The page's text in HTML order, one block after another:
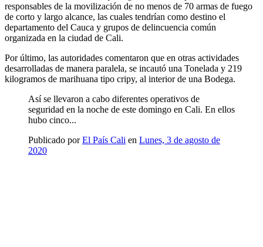
responsables de la movilización de no menos de 70 armas de fuego
de corto y largo alcance, las cuales tendrían como destino el
departamento del Cauca y grupos de delincuencia común
organizada en la ciudad de Cali.
Por último, las autoridades comentaron que en otras actividades
desarrolladas de manera paralela, se incautó una Tonelada y 219
kilogramos de marihuana tipo cripy, al interior de una Bodega.
Así se llevaron a cabo diferentes operativos de
seguridad en la noche de este domingo en Cali. En ellos
hubo cinco...
Publicado porEl País Cali en Lunes, 3 de agosto de
2020